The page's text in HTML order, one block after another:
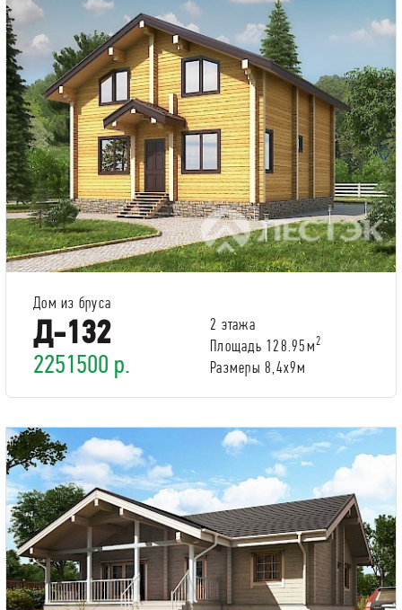
Дом из бруса
Д-132
2251500 р.
2 этажа
Площадь 128.95м2
Размеры 8,4х9м